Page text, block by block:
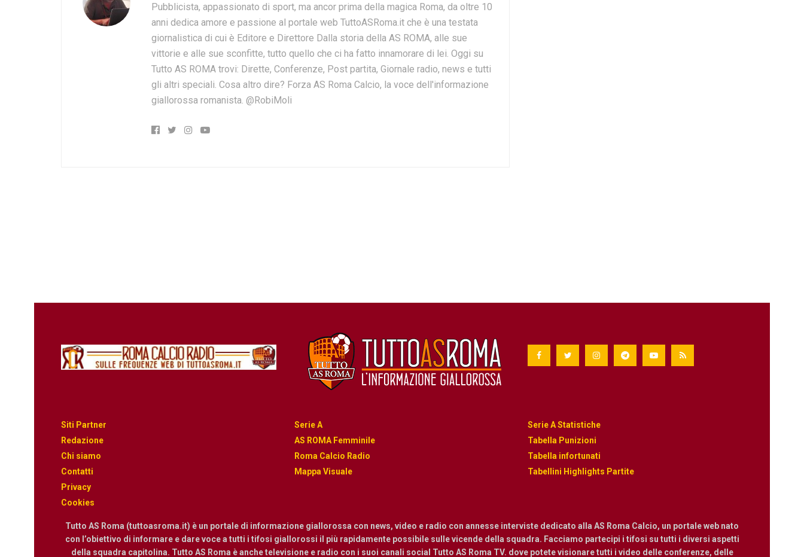
Pubblicista, appassionato di sport, ma ancor prima della magica Roma, da oltre 10
anni dedica amore e passione al portale web TuttoASRoma.it che è una testata
giornalistica di cui è Editore e Direttore Dalla storia della AS ROMA, alle sue
vittorie e alle sue sconfitte, tutto quello che ci ha fatto innamorare di lei. Oggi su
Tutto AS ROMA trovi: Dirette, Conferenze, Post partita, Giornale radio, news e tutti
gli altri speciali. Cosa altro dire? Forza AS Roma Calcio, la voce dell'informazione
giallorossa romanista. @RobiMoli
Siti Partner
Redazione
Chi siamo
Contatti
Privacy
Cookies
Serie A
AS ROMA Femminile
Roma Calcio Radio
Mappa Visuale
Serie A Statistiche
Tabella Punizioni
Tabella infortunati
Tabellini Highlights Partite
Tutto AS Roma (tuttoasroma.it) è un portale di informazione giallorossa con news, video e radio con annesse interviste dedicato alla AS Roma Calcio, un portale web nato
con l’obiettivo di informare e dare voce a tutti i tifosi giallorossi il più rapidamente possibile sulle vicende della squadra. Facciamo partecipi i tifosi su tutti i diversi aspetti
della squadra capitolina. Tutto AS Roma è anche televisione e radio con i suoi canali social Tutto AS Roma TV. dove potete visionare tutti i video delle conferenze, delle